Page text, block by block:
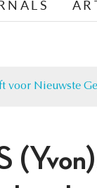
voor Nieuwste